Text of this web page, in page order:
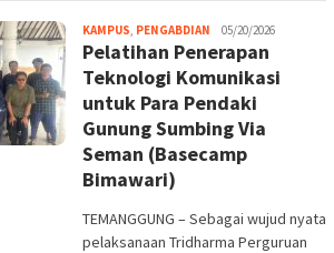
KAMPUS, PENGABDIAN Melani
05/20/2026
Pelatihan Penerapan
Teknologi Komunikasi
untuk Para Pendaki
Gunung Sumbing Via
Seman (Basecamp
Bimawari)
TEMANGGUNG – Sebagai wujud nyata
pelaksanaan Tridharma Perguruan